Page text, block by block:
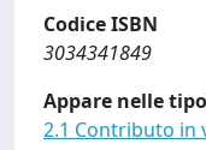
Codice ISBN
3034341849
Appare nelle
2.1 Contributo in